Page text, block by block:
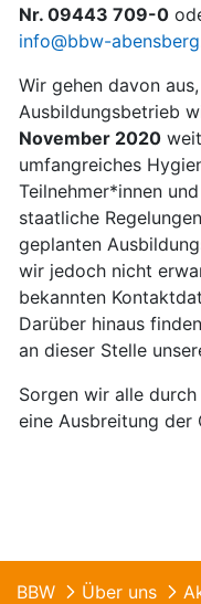
Nr. 09443 709-0
info@bbw-
Wir gehen davon
Ausbildungsbetrieb
November 2020
umfangreiches
Teilnehmer*innen
staatliche
geplanten
wir jedoch nicht
bekannten
Darüber hinaus
an dieser Stelle
Sorgen wir alle
eine Ausbreitung der
BBW Über uns